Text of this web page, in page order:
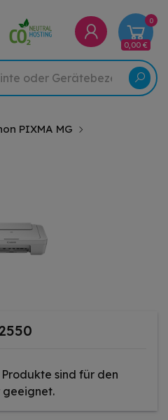
0
0,00 €
PIXMA MG
sind für den
geeignet.